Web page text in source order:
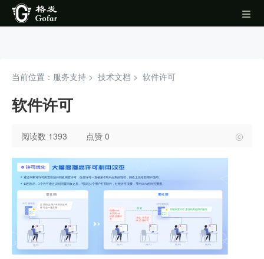
当前位置：服务支持 > 技术文档 > 软件许可
软件许可
阅读数 1393 点赞 0